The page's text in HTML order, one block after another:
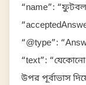
“name”:
“@type”:
“text”: “যেকোনো
উপর পূর্বাভাস